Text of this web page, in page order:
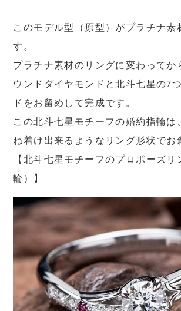
このモデル型（原型）がプラチナ素
す。
プラチナ素材のリングに変わってか
ウンドダイヤモンドと北斗七星の7
ドをお留めして完成です。
この北斗七星モチーフの婚約指輪は
ね着け出来るようなリング形状でお
【北斗七星モチーフのプロポーズリ
輪）】